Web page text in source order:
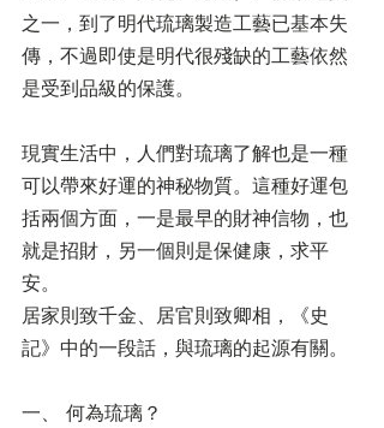
之一，到了明代琉璃製造工藝已基本失
傳，不過即使是明代很殘缺的工藝依然
是受到品級的保護。
現實生活中，人們對琉璃了解也是一種
可以帶來好運的神秘物質。這種好運包
括兩個方面，一是最早的財神信物，也
就是招財，另一個則是保健康，求平
安。
居家則致千金、居官則致卿相，《史
記》中的一段話，與琉璃的起源有關。
一、 何為琉璃？